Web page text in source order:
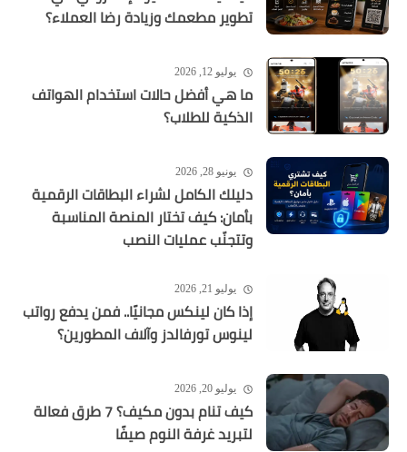
تطوير مطعمك وزيادة رضا العملاء؟
يوليو 12, 2026
ما هي أفضل حالات استخدام الهواتف
الذكية للطلاب؟
يونيو 28, 2026
دليلك الكامل لشراء البطاقات الرقمية
بأمان: كيف تختار المنصة المناسبة
وتتجنّب عمليات النصب
يوليو 21, 2026
إذا كان لينكس مجانيًا.. فمن يدفع رواتب
لينوس تورفالدز وآلاف المطورين؟
يوليو 20, 2026
كيف تنام بدون مكيف؟ 7 طرق فعالة
لتبريد غرفة النوم صيفًا